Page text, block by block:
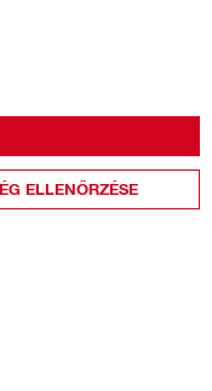
ELLENŐRZÉSE